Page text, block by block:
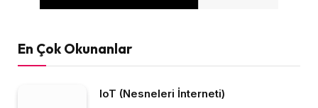
En Çok Okunanlar
IoT (Nesneleri İnterneti)